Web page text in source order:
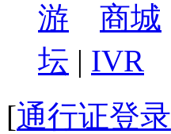
游
商城
坛 | IVR
[通行证登录